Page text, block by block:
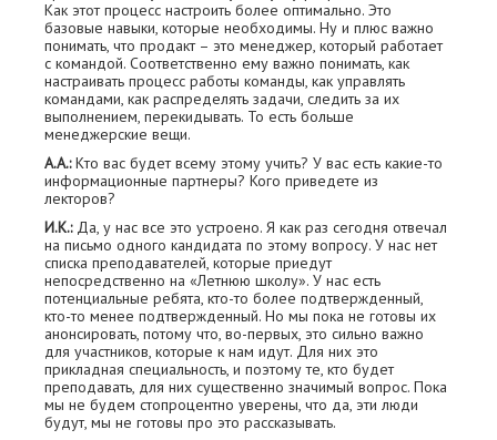
Как этот процесс настроить более оптимально. Это
базовые навыки, которые необходимы. Ну и плюс важно
понимать, что продакт – это менеджер, который работает
с командой. Соответственно ему важно понимать, как
настраивать процесс работы команды, как управлять
командами, как распределять задачи, следить за их
выполнением, перекидывать. То есть больше
менеджерские вещи.
А.А.:Кто вас будет всему этому учить? У вас есть какие-то
информационные партнеры? Кого приведете из
лекторов?
И.К.:Да, у нас все это устроено. Я как раз сегодня отвечал
на письмо одного кандидата по этому вопросу. У нас нет
списка преподавателей, которые приедут
непосредственно на «Летнюю школу». У нас есть
потенциальные ребята, кто-то более подтвержденный,
кто-то менее подтвержденный. Но мы пока не готовы их
анонсировать, потому что, во-первых, это сильно важно
для участников, которые к нам идут. Для них это
прикладная специальность, и поэтому те, кто будет
преподавать, для них существенно значимый вопрос. Пока
мы не будем стопроцентно уверены, что да, эти люди
будут, мы не готовы про это рассказывать.